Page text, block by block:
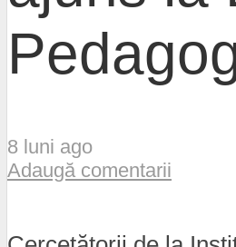
8 luni ago
Adaugă comentarii